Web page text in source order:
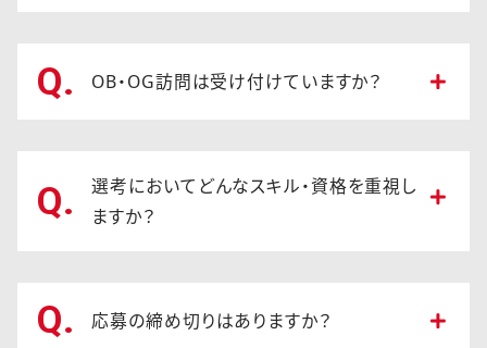
Q. OB・OG訪問は受け付けていますか？
Q.
選考においてどんなスキル・資格を重視し
ますか？
Q. 応募の締め切りはありますか？